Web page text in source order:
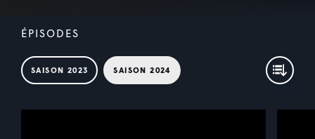
ÉPISODES
SAISON 2023 SAISON 2024